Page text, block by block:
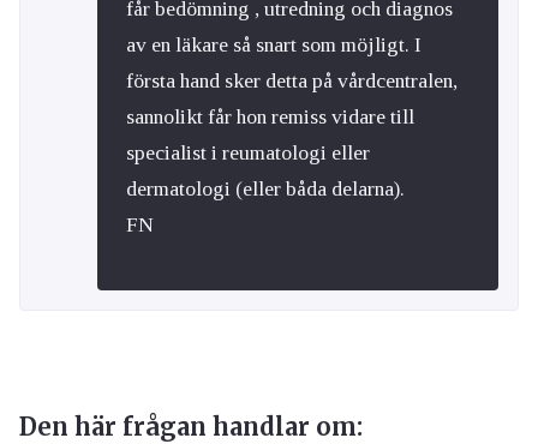
får bedömning , utredning och diagnos
av en läkare så snart som möjligt. I
första hand sker detta på vårdcentralen,
sannolikt får hon remiss vidare till
specialist i reumatologi eller
dermatologi (eller båda delarna).
FN
Den här frågan handlar om: